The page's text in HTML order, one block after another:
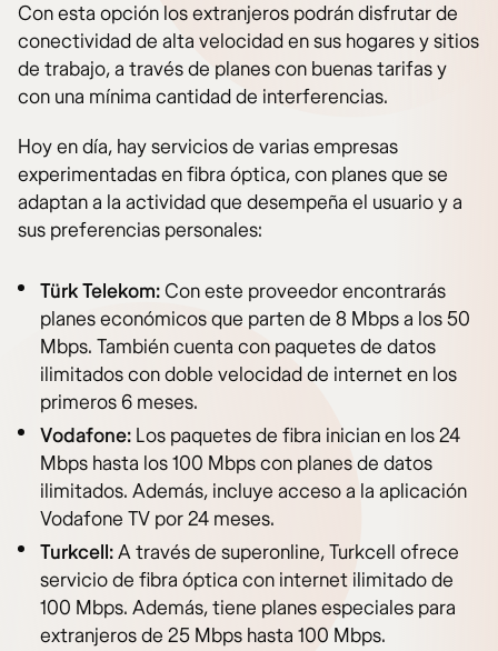
Con esta opción los extranjeros podrán disfrutar de
conectividad de alta velocidad en sus hogares y sitios
de trabajo, a través de planes con buenas tarifas y
con una mínima cantidad de interferencias.
Hoy en día, hay servicios de varias empresas
experimentadas en fibra óptica, con planes que se
adaptan a la actividad que desempeña el usuario y a
sus preferencias personales:
Türk Telekom:Con este proveedor encontrarás
planes económicos que parten de 8 Mbps a los 50
Mbps. También cuenta con paquetes de datos
ilimitados con doble velocidad de internet en los
primeros 6 meses.
Vodafone: Los paquetes de fibra inician en los 24
Mbps hasta los 100 Mbps con planes de datos
ilimitados. Además, incluye acceso a la aplicación
Vodafone TV por 24 meses.
Turkcell:A través de superonline, Turkcell ofrece
servicio de fibra óptica con internet ilimitado de
100 Mbps. Además, tiene planes especiales para
extranjeros de 25 Mbps hasta 100 Mbps.